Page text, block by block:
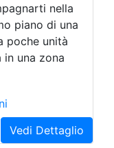
nella
piano di una
poche unità
una zona
Vedi Dettaglio